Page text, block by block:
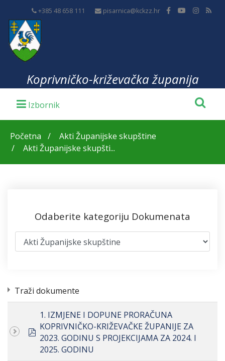
+385 48 658 111 pisarnica@kckzz.hr
Koprivničko-križevačka županija
Početna
Akti Županijske skupštine
Akti Županijske skupšti...
Odaberite kategoriju Dokumenata
Traži dokumente
pdf
1. IZMJENE I DOPUNE PRORAČUNA
KOPRIVNIČKO-KRIŽEVAČKE ŽUPANIJE ZA
2023. GODINU S PROJEKCIJAMA ZA 2024. I
2025. GODINU